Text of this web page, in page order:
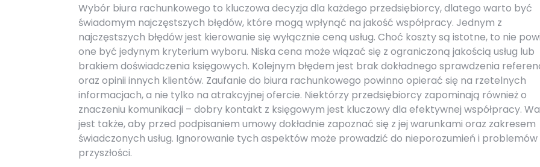
Wybór biura rachunkowego to kluczowa decyzja dla każdego przedsiębiorcy, dlatego warto być
świadomym najczęstszych błędów, które mogą wpłynąć na jakość współpracy. Jednym z
najczęstszych błędów jest kierowanie się wyłącznie ceną usług. Choć koszty są istotne, to nie
one być jedynym kryterium wyboru. Niska cena może wiązać się z ograniczoną jakością usług lub
brakiem doświadczenia księgowych. Kolejnym błędem jest brak dokładnego sprawdzenia
oraz opinii innych klientów. Zaufanie do biura rachunkowego powinno opierać się na rzetelnych
informacjach, a nie tylko na atrakcyjnej ofercie. Niektórzy przedsiębiorcy zapominają również o
znaczeniu komunikacji – dobry kontakt z księgowym jest kluczowy dla efektywnej współpracy.
jest także, aby przed podpisaniem umowy dokładnie zapoznać się z jej warunkami oraz zakresem
świadczonych usług. Ignorowanie tych aspektów może prowadzić do nieporozumień i problemów
przyszłości.